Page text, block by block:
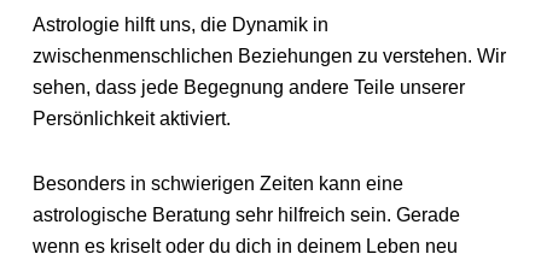
Astrologie hilft uns, die Dynamik in
zwischenmenschlichen Beziehungen zu verstehen. Wir
sehen, dass jede Begegnung andere Teile unserer
Persönlichkeit aktiviert.
Besonders in schwierigen Zeiten kann eine
astrologische Beratung sehr hilfreich sein. Gerade
wenn es kriselt oder du dich in deinem Leben neu